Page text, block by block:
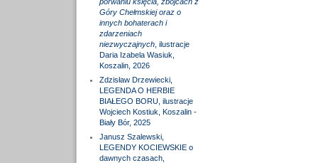
Góry Chełmskiej oraz o
innych bohaterach i
zdarzeniach
niezwyczajnych, ilustracje
Daria Izabela Wasiuk,
Koszalin, 2026
Zdzisław Drzewiecki,
LEGENDA O HERBIE
BIAŁEGO BORU, ilustracje
Wojciech Kostiuk, Koszalin -
Biały Bór, 2025
Janusz Szalewski,
LEGENDY KOCIEWSKIE o
dawnych czasach,